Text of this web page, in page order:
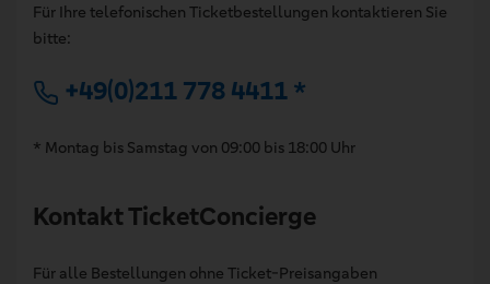
Für Ihre telefonischen Ticketbestellungen kontaktieren Sie
bitte:
+49(0)211 778 4411 *
* Montag bis Samstag von 09:00 bis 18:00 Uhr
Kontakt TicketConcierge
Für alle Bestellungen ohne Ticket-Preisangaben